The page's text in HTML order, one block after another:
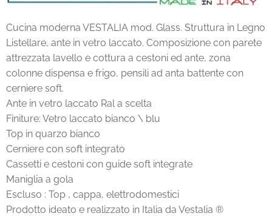
Cucina moderna VESTALIA mod. Glass. Struttura in Legno
Listellare, ante in vetro laccato. Composizione con parete
attrezzata lavello e cottura a cestoni ed ante, zona
colonne dispensa e frigo, pensili ad anta battente con
cerniere soft.
Ante in vetro laccato Ral a scelta
Finiture: Vetro laccato bianco \ blu
Top in quarzo bianco
Cerniere con soft integrato
Cassetti e cestoni con guide soft integrate
Maniglia a gola
Escluso : Top , cappa, elettrodomestici
Prodotto ideato e realizzato in Italia da Vestalia ®